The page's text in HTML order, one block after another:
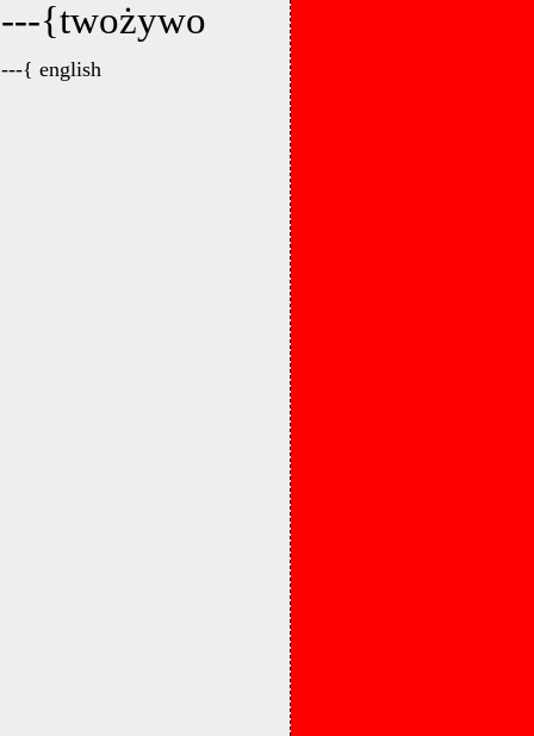
---{twożywo
---{ english